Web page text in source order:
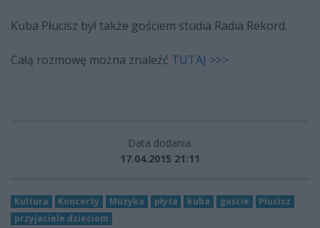
Kuba Płucisz był także gościem studia Radia Rekord.
Całą rozmowę można znaleźć TUTAJ >>>
Data dodania:
17.04.2015 21:11
Kultura Koncerty Muzyka płyta kuba goście
Płucisz
przyjaciele dzieciom